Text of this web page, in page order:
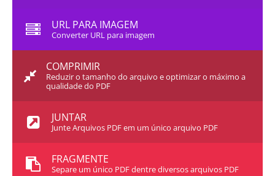
URL PARA IMAGEM
Converter URL para imagem
COMPRIMIR
Reduzir o tamanho do arquivo e optimizar o máximo a
qualidade do PDF
JUNTAR
Junte Arquivos PDF em um único arquivo PDF
FRAGMENTE
Separe um único PDF dentre diversos arquivos PDF